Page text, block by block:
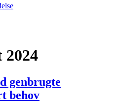
2024
genbrugte
behov